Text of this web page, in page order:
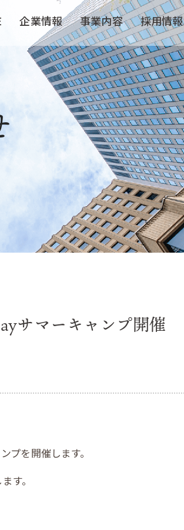
企業情報 事業内容 採用情報
サマーキャンプ開催
プを開催します。
す。